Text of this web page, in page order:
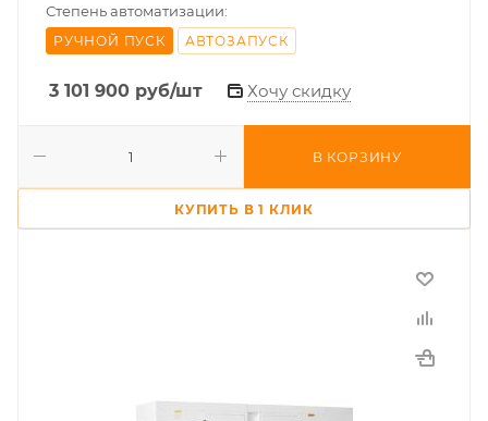
Степень автоматизации:
РУЧНОЙ ПУСК АВТОЗАПУСК
3 101 900 руб/шт Хочу скидку
В КОРЗИНУ
КУПИТЬ В 1 КЛИК